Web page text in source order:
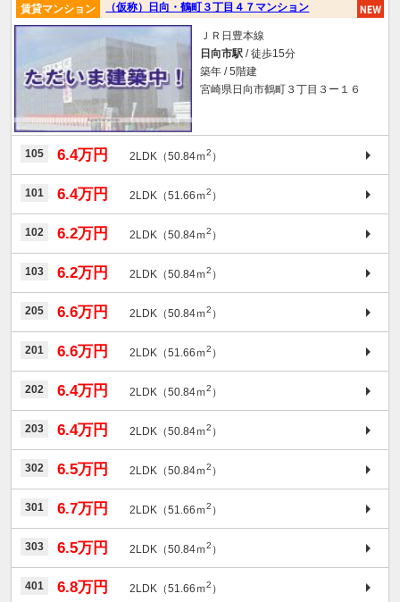
（仮称）日向・鶴町３丁目４７マンション
賃貸マンション
ＪＲ日豊本線
日向市駅 / 徒歩15分
築年 / 5階建
宮崎県日向市鶴町３丁目３ー１６
105 6.4万円 2LDK（50.84ｍ2 ）
101 6.4万円 2LDK（51.66ｍ2 ）
102 6.2万円 2LDK（50.84ｍ2 ）
103 6.2万円 2LDK（50.84ｍ2 ）
205 6.6万円 2LDK（50.84ｍ2 ）
201 6.6万円 2LDK（51.66ｍ2 ）
202 6.4万円 2LDK（50.84ｍ2 ）
203 6.4万円 2LDK（50.84ｍ2 ）
302 6.5万円 2LDK（50.84ｍ2 ）
301 6.7万円 2LDK（51.66ｍ2 ）
303 6.5万円 2LDK（50.84ｍ2 ）
401 6.8万円 2LDK（51.66ｍ2 ）